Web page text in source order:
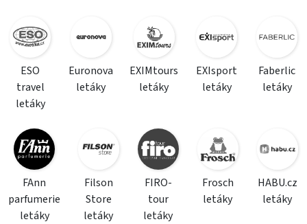
ESO
travel
letáky
Euronova
letáky
EXIMtours
letáky
EXIsport
letáky
Faberlic
letáky
FAnn
parfumerie
letáky
Filson
Store
letáky
FIRO-
tour
letáky
Frosch
letáky
HABU.cz
letáky